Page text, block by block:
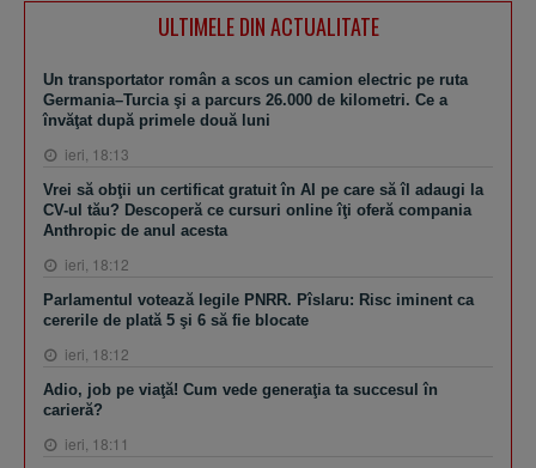
ULTIMELE DIN ACTUALITATE
Un transportator român a scos un camion electric pe ruta
Germania–Turcia şi a parcurs 26.000 de kilometri. Ce a
învăţat după primele două luni
ieri, 18:13
Vrei să obţii un certificat gratuit în AI pe care să îl adaugi la
CV-ul tău? Descoperă ce cursuri online îţi oferă compania
Anthropic de anul acesta
ieri, 18:12
Parlamentul votează legile PNRR. Pîslaru: Risc iminent ca
cererile de plată 5 şi 6 să fie blocate
ieri, 18:12
Adio, job pe viaţă! Cum vede generaţia ta succesul în
carieră?
ieri, 18:11